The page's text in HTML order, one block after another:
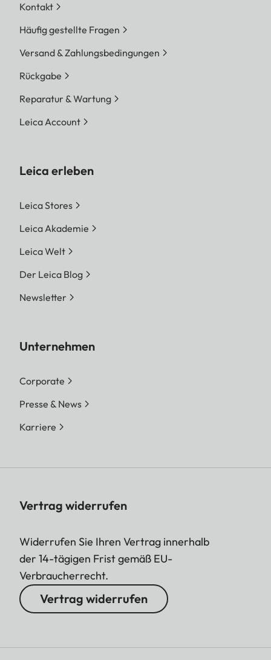
Kontakt
Häufig gestellte Fragen
Versand & Zahlungsbedingungen
Rückgabe
Reparatur & Wartung
Leica Account
Leica erleben
Leica Stores
Leica Akademie
Leica Welt
Der Leica Blog
Newsletter
Unternehmen
Corporate
Presse & News
Karriere
Vertrag widerrufen
Widerrufen Sie Ihren Vertrag innerhalb
der 14-tägigen Frist gemäß EU-
Verbraucherrecht.
Vertrag widerrufen